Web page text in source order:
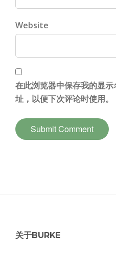
Website
在此浏览器中保存我的显
址，以便下次评论时使用。
关于BURKE